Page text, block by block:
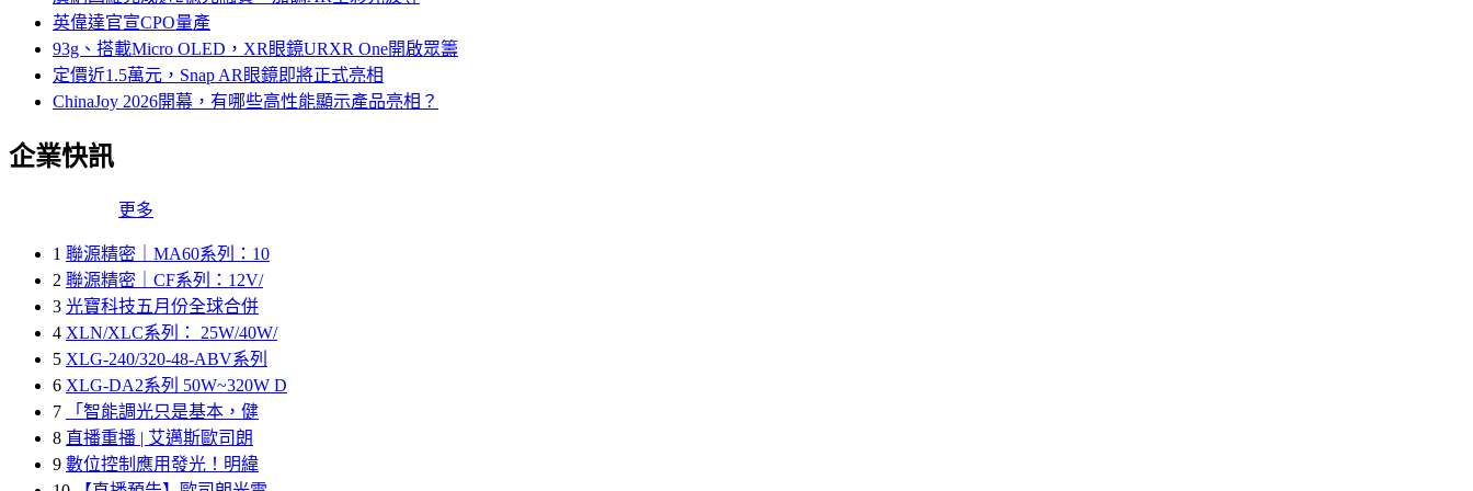
英偉達官宣CPO量產
93g、搭載Micro OLED，XR眼鏡URXR One開啟眾籌
定價近1.5萬元，Snap AR眼鏡即將正式亮相
ChinaJoy 2026開幕，有哪些高性能顯示產品亮相？
企業快訊
更多
1 聯源精密｜MA60系列：10
2 聯源精密｜CF系列：12V/
3 光寶科技五月份全球合併
4 XLN/XLC系列： 25W/40W/
5 XLG-240/320-48-ABV系列
6 XLG-DA2系列 50W~320W D
7
「智能調光只是基本，健
8 直播重播 | 艾邁斯歐司朗
9 數位控制應用發光！明緯